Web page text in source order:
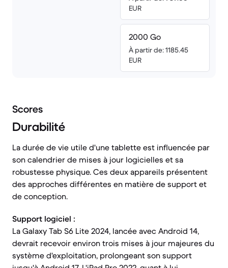
EUR
2000 Go
À partir de: 1185.45
EUR
Scores
Durabilité
La durée de vie utile d'une tablette est influencée par
son calendrier de mises à jour logicielles et sa
robustesse physique. Ces deux appareils présentent
des approches différentes en matière de support et
de conception.
Support logiciel :
La Galaxy Tab S6 Lite 2024, lancée avec Android 14,
devrait recevoir environ trois mises à jour majeures du
système d'exploitation, prolongeant son support